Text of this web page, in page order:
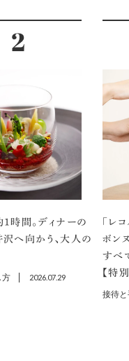
時間。ディナーの
へ向かう、大人の
方 2026.07.29
「レ
ボンヌ
すべ
【特
接待